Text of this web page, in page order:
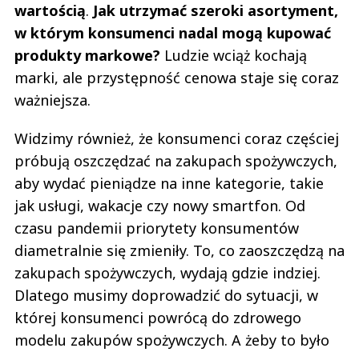
wartością. Jak utrzymać szeroki asortyment,
w którym konsumenci nadal mogą kupować
produkty markowe? Ludzie wciąż kochają
marki, ale przystępność cenowa staje się coraz
ważniejsza.
Widzimy również, że konsumenci coraz częściej
próbują oszczędzać na zakupach spożywczych,
aby wydać pieniądze na inne kategorie, takie
jak usługi, wakacje czy nowy smartfon. Od
czasu pandemii priorytety konsumentów
diametralnie się zmieniły. To, co zaoszczędzą na
zakupach spożywczych, wydają gdzie indziej.
Dlatego musimy doprowadzić do sytuacji, w
której konsumenci powrócą do zdrowego
modelu zakupów spożywczych. A żeby to było